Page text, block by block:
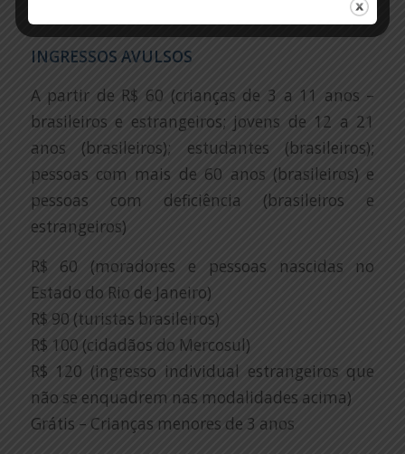
10h às 18h (com entrada no circuito até 17h)
INGRESSOS AVULSOS
A partir de R$ 60 (crianças de 3 a 11 anos –
brasileiros e estrangeiros; jovens de 12 a 21
anos (brasileiros); estudantes (brasileiros);
pessoas com mais de 60 anos (brasileiros) e
pessoas com deficiência (brasileiros e
estrangeiros)
R$ 60 (moradores e pessoas nascidas no
Estado do Rio de Janeiro)
R$ 90 (turistas brasileiros)
R$ 100 (cidadãos do Mercosul)
R$ 120 (ingresso individual estrangeiros que
não se enquadrem nas modalidades acima)
Grátis – Crianças menores de 3 anos